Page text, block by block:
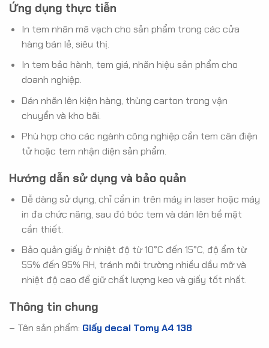
Ứng dụng thực tiễn
In tem nhãn mã vạch cho sản phẩm trong các cửa
hàng bán lẻ, siêu thị.
In tem bảo hành, tem giá, nhãn hiệu sản phẩm cho
doanh nghiệp.
Dán nhãn lên kiện hàng, thùng carton trong vận
chuyển và kho bãi.
Phù hợp cho các ngành công nghiệp cần tem cân điện
tử hoặc tem nhận diện sản phẩm.
Hướng dẫn sử dụng và bảo quản
Dễ dàng sử dụng, chỉ cần in trên máy in laser hoặc máy
in đa chức năng, sau đó bóc tem và dán lên bề mặt
cần thiết.
Bảo quản giấy ở nhiệt độ từ 10°C đến 15°C, độ ẩm từ
55% đến 95% RH, tránh môi trường nhiều dầu mỡ và
nhiệt độ cao để giữ chất lượng keo và giấy tốt nhất.
Thông tin chung
– Tên sản phẩm: Giấy decal Tomy A4 138